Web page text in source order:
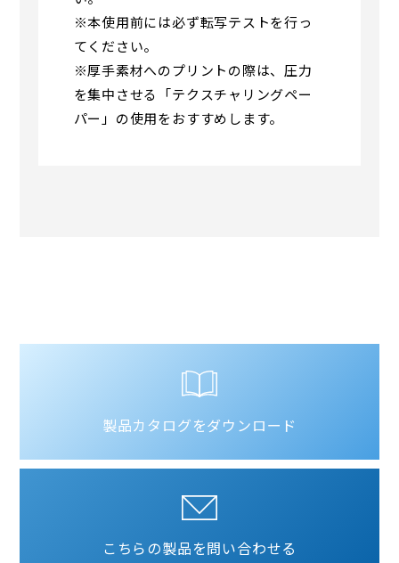
※本使用前には必ず転写テストを行っ
てください。
※厚手素材へのプリントの際は、圧力
を集中させる「テクスチャリングペー
パー」の使用をおすすめします。
製品カタログをダウンロード
こちらの製品を問い合わせる